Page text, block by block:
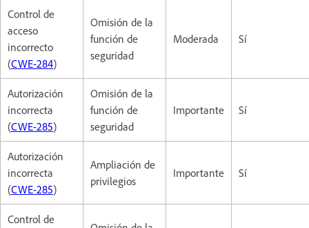
Control de
acceso
incorrecto
(CWE-284)
Omisión de la
función de
seguridad
Moderada Sí
Autorización
incorrecta
(CWE-285)
Omisión de la
función de
seguridad
Importante Sí
Autorización
incorrecta
(CWE-285)
Ampliación de
privilegios
Importante Sí
Control de